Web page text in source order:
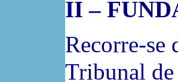
II –
Recorre-se
Tribunal de